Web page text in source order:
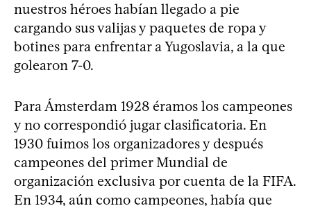
nuestros héroes habían llegado a pie
cargando sus valijas y paquetes de ropa y
botines para enfrentar a Yugoslavia, a la que
golearon 7-0.
Para Ámsterdam 1928 éramos los campeones
y no correspondió jugar clasificatoria. En
1930 fuimos los organizadores y después
campeones del primer Mundial de
organización exclusiva por cuenta de la FIFA.
En 1934, aún como campeones, había que